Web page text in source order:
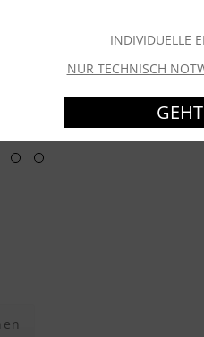
INDIVIDUELLE
NUR TECHNISCH